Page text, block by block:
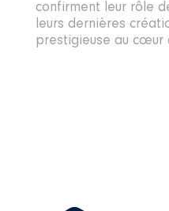
confirment leur rôle
leurs dernières
prestigieuse au cœur